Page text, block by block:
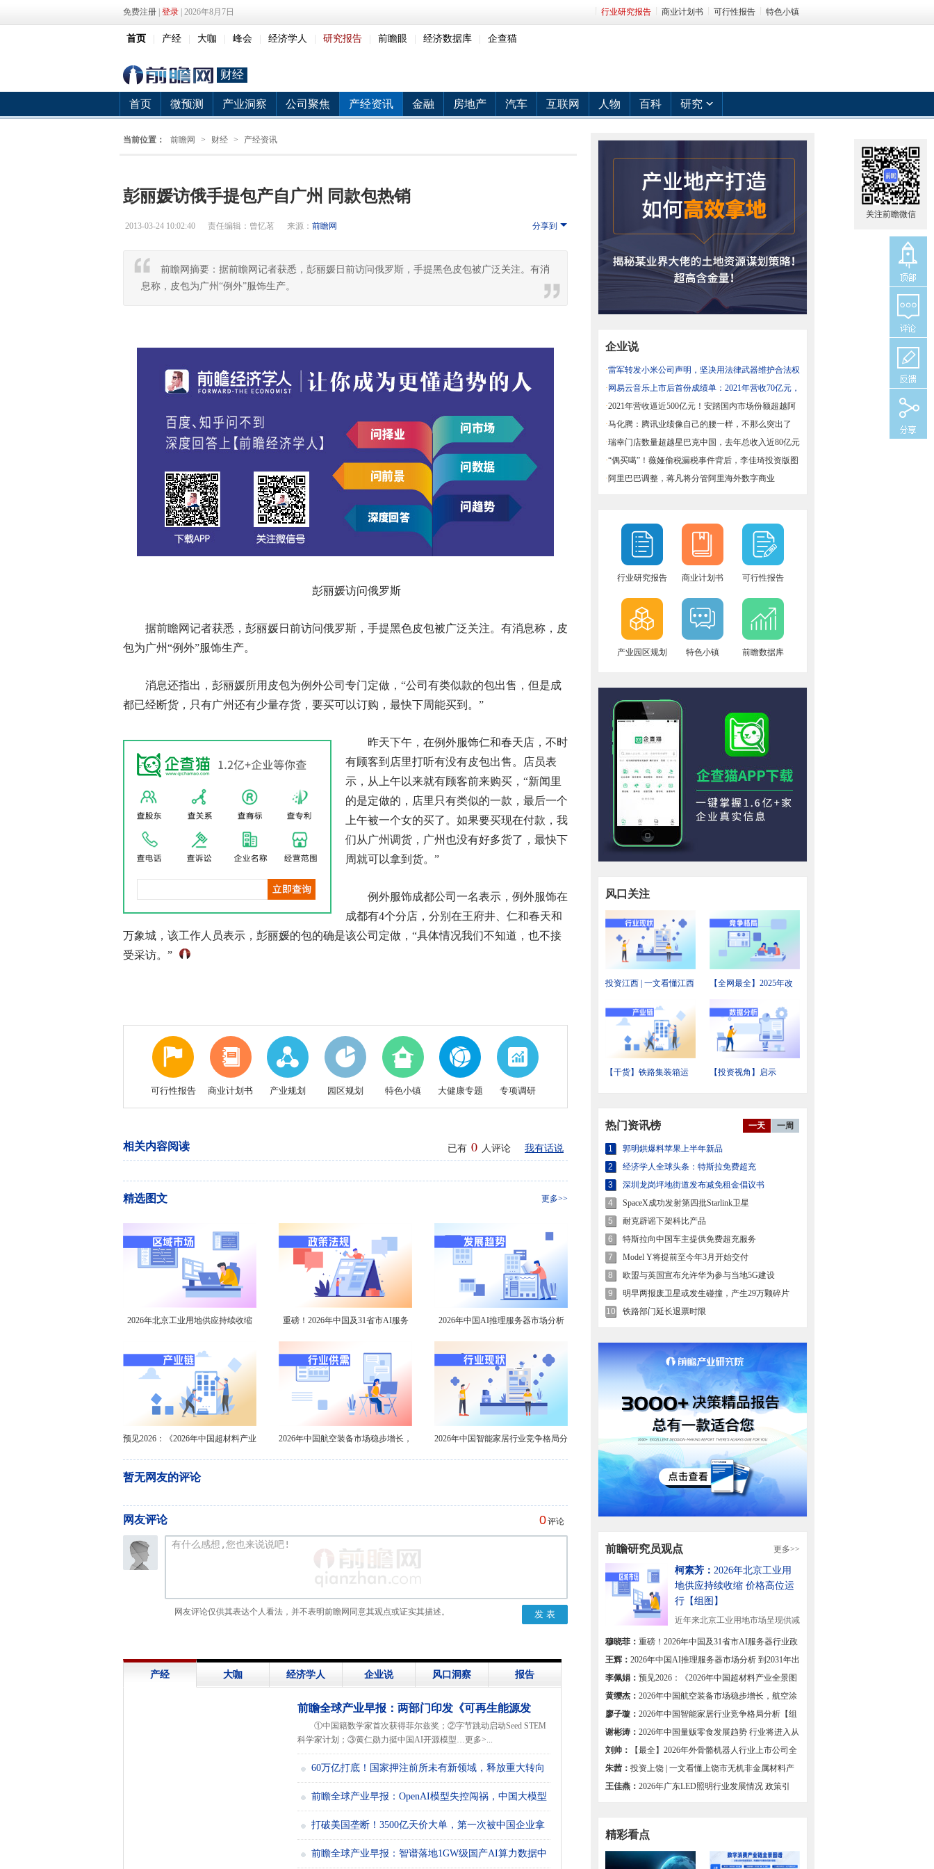
免费注册 登录 | 2026年8月7日 行业研究报告 商业计划书 可行性报告 特色小镇
首页 产经 大咖 峰会 经济学人 研究报告 前瞻眼 经济数据库 企查猫
财经
首页 微预测 产业洞察 公司聚焦 产经资讯 金融 房地产 汽车 互联网 人物 百科 研究
当前位置： 前瞻网 > 财经 > 产经资讯
彭丽媛访俄手提包产自广州 同款包热销
分享到
2013-03-24 10:02:40 责任编辑：曾忆茗 来源： 前瞻网
前瞻网摘要：据前瞻网记者获悉，彭丽媛日前访问俄罗斯，手提黑色皮包被广泛关注。有消
息称，皮包为广州“例外”服饰生产。
彭丽媛访问俄罗斯
据前瞻网记者获悉，彭丽媛日前访问俄罗斯，手提黑色皮包被广泛关注。有消息称，皮
包为广州“例外”服饰生产。
消息还指出，彭丽媛所用皮包为例外公司专门定做，“公司有类似款的包出售，但是成
都已经断货，只有广州还有少量存货，要买可以订购，最快下周能买到。”
昨天下午，在例外服饰仁和春天店，不时
有顾客到店里打听有没有皮包出售。店员表
示，从上午以来就有顾客前来购买，“新闻里
的是定做的，店里只有类似的一款，最后一个
上午被一个女的买了。如果要买现在付款，我
们从广州调货，广州也没有好多货了，最快下
周就可以拿到货。”
例外服饰成都公司一名表示，例外服饰在
成都有4个分店，分别在王府井、仁和春天和
万象城，该工作人员表示，彭丽媛的包的确是该公司定做，“具体情况我们不知道，也不接
受采访。”
可行性报告 商业计划书 产业规划 园区规划 特色小镇 大健康专题 专项调研
已有 0 人评论 我有话说
相关内容阅读
更多>>
精选图文
2026年北京工业用地供应持续收缩
重磅！2026年中国及31省市AI服务
2026年中国AI推理服务器市场分析
预见2026：《2026年中国超材料产业
2026年中国航空装备市场稳步增长，
2026年中国智能家居行业竞争格局分
关注前瞻微信
暂无网友的评论
网友评论 0评论
网友评论仅供其表达个人看法，并不表明前瞻网同意其观点或证实其描述。
产经 大咖 经济学人 企业说 风口洞察 报告
前瞻全球产业早报：两部门印发《可再生能源发
展“十五五”规划》
①中国籍数学家首次获得菲尔兹奖；②字节跳动启动Seed STEM
科学家计划；③黄仁勋力挺中国AI开源模型…更多>...
60万亿打底！国家押注前所未有新领域，释放重大转向
信号
前瞻全球产业早报：OpenAI模型失控闯祸，中国大模型
救场
打破美国垄断！3500亿天价大单，第一次被中国企业拿
前瞻全球产业早报：智谱落地1GW级国产AI算力数据中
企业说
·雷军转发小米公司声明，坚决用法律武器维护合法权
益
· 网易云音乐上市后首份成绩单：2021年营收70亿元，
同比增长43%
·2021年营收逼近500亿元！安踏国内市场份额超越阿
迪中国
·马化腾：腾讯业绩像自己的腰一样，不那么突出了
·瑞幸门店数量超越星巴克中国，去年总收入近80亿元
·“偶买噶”！薇娅偷税漏税事件背后，李佳琦投资版图
一览
·阿里巴巴调整，蒋凡将分管阿里海外数字商业
行业研究报告 商业计划书 可行性报告
产业园区规划 特色小镇 前瞻数据库
风口关注
投资江西 | 一文看懂江西
状与投资机会前瞻
【全网最全】2025年改
方位对比
【干货】铁路集装箱运
【投资视角】启示
一天
一周
热门资讯榜
1
郭明錤爆料苹果上半年新品
2
经济学人全球头条：特斯拉免费超充
3
深圳龙岗坪地街道发布减免租金倡议书
4
SpaceX成功发射第四批Starlink卫星
5
耐克辟谣下架科比产品
6
特斯拉向中国车主提供免费超充服务
7
Model Y将提前至今年3月开始交付
8
欧盟与英国宣布允许华为参与当地5G建设
9
明早两报废卫星或发生碰撞，产生29万颗碎片
10
铁路部门延长退票时限
更多>>
前瞻研究员观点
柯素芳： 2026年北京工业用
地供应持续收缩 价格高位运
行【组图】
近年来北京工业用地市场呈现供减
价增态势，供应规模...
[详细]
穆晓菲： 重磅！2026年中国及31省市AI服务器行业政
策汇总及解读（全）
王辉： 2026年中国AI推理服务器市场分析 到2031年出
货量有望达201万台【组图】
李佩娟： 预见2026：《2026年中国超材料产业全景图
谱》
黄缨杰： 2026年中国航空装备市场稳步增长，航空涂
料需求不减
廖子璇： 2026年中国智能家居行业竞争格局分析【组
图】
谢彬涛： 2026年中国量贩零食发展趋势 行业将进入从
规模竞速转向质效深耕的新阶段【组图】
刘帅：
【最全】2026年外骨骼机器人行业上市公司全
方位对比
朱茜： 投资上饶 | 一文看懂上饶市无机非金属材料产
业发展现状与投资机会前瞻
王佳燕： 2026年广东LED照明行业发展情况 政策引
精彩看点